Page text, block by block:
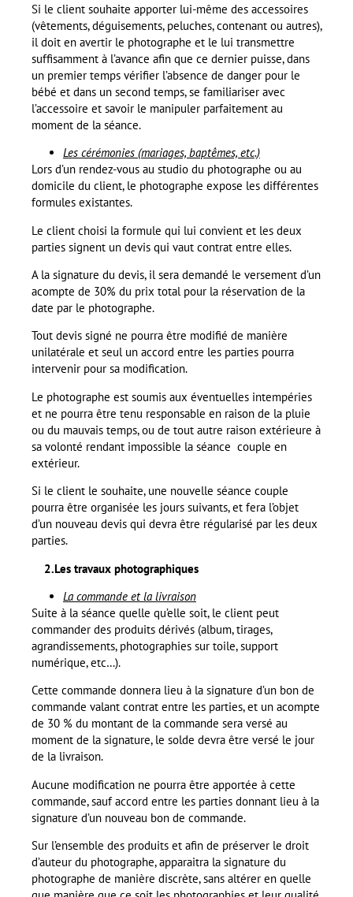
Si le client souhaite apporter lui-même des accessoires
(vêtements, déguisements, peluches, contenant ou autres),
il doit en avertir le photographe et le lui transmettre
suffisamment à l’avance afin que ce dernier puisse, dans
un premier temps vérifier l’absence de danger pour le
bébé et dans un second temps, se familiariser avec
l’accessoire et savoir le manipuler parfaitement au
moment de la séance.
Les cérémonies (mariages, baptêmes, etc.)
Lors d’un rendez-vous au studio du photographe ou au
domicile du client, le photographe expose les différentes
formules existantes.
Le client choisi la formule qui lui convient et les deux
parties signent un devis qui vaut contrat entre elles.
A la signature du devis, il sera demandé le versement d’un
acompte de 30% du prix total pour la réservation de la
date par le photographe.
Tout devis signé ne pourra être modifié de manière
unilatérale et seul un accord entre les parties pourra
intervenir pour sa modification.
Le photographe est soumis aux éventuelles intempéries
et ne pourra être tenu responsable en raison de la pluie
ou du mauvais temps, ou de tout autre raison extérieure à
sa volonté rendant impossible la séance couple en
extérieur.
Si le client le souhaite, une nouvelle séance couple
pourra être organisée les jours suivants, et fera l’objet
d’un nouveau devis qui devra être régularisé par les deux
parties.
2.Les travaux photographiques
La commande et la livraison
Suite à la séance quelle qu’elle soit, le client peut
commander des produits dérivés (album, tirages,
agrandissements, photographies sur toile, support
numérique, etc…).
Cette commande donnera lieu à la signature d’un bon de
commande valant contrat entre les parties, et un acompte
de 30 % du montant de la commande sera versé au
moment de la signature, le solde devra être versé le jour
de la livraison.
Aucune modification ne pourra être apportée à cette
commande, sauf accord entre les parties donnant lieu à la
signature d’un nouveau bon de commande.
Sur l’ensemble des produits et afin de préserver le droit
d’auteur du photographe, apparaitra la signature du
photographe de manière discrète, sans altérer en quelle